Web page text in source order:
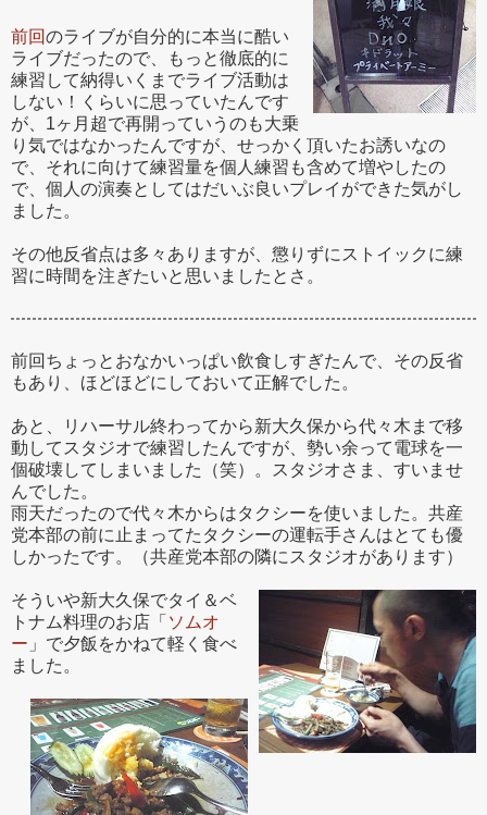
前回のライブが自分的に本当に酷い
ライブだったので、もっと徹底的に
練習して納得いくまでライブ活動は
しない！くらいに思っていたんです
が、1ヶ月超で再開っていうのも大乗
り気ではなかったんですが、せっかく頂いたお誘いなの
で、それに向けて練習量を個人練習も含めて増やしたの
で、個人の演奏としてはだいぶ良いプレイができた気がし
ました。
その他反省点は多々ありますが、懲りずにストイックに練
習に時間を注ぎたいと思いましたとさ。
前回ちょっとおなかいっぱい飲食しすぎたんで、その反省
もあり、ほどほどにしておいて正解でした。
あと、リハーサル終わってから新大久保から代々木まで移
動してスタジオで練習したんですが、勢い余って電球を一
個破壊してしまいました（笑）。スタジオさま、すいませ
んでした。
雨天だったので代々木からはタクシーを使いました。共産
党本部の前に止まってたタクシーの運転手さんはとても優
しかったです。（共産党本部の隣にスタジオがあります）
そういや新大久保でタイ＆ベ
トナム料理のお店「 ソムオ
ー 」で夕飯をかねて軽く食べ
ました。